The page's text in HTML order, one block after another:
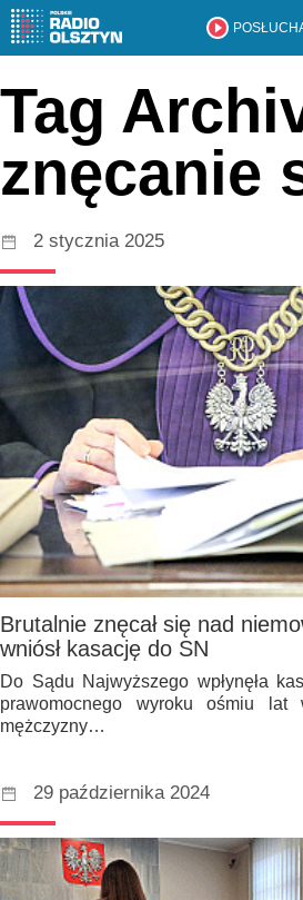
Tag
znęcanie
2 stycznia 2025
Brutalnie znęcał się nad
wniósł kasację do SN
Do Sądu Najwyższego wpłynęła
prawomocnego wyroku ośmiu lat
mężczyzny…
29 października 2024